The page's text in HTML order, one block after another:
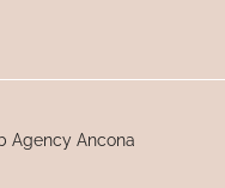
Agency Ancona